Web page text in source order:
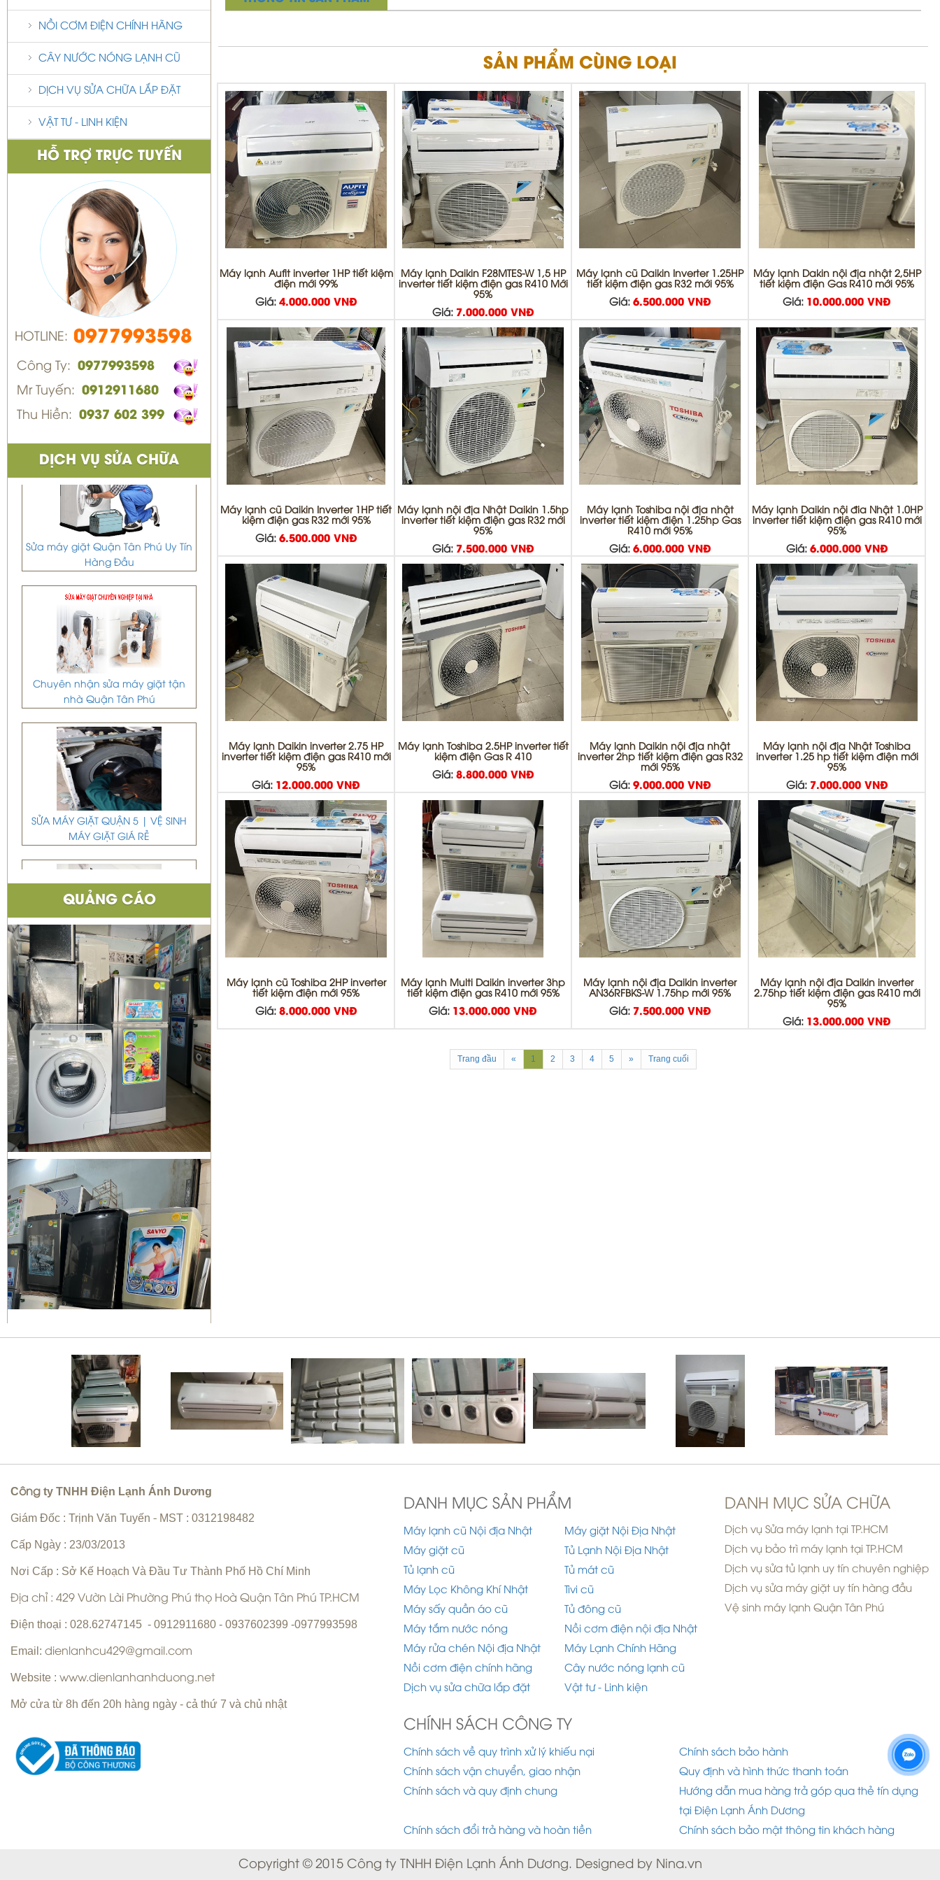
NỒI CƠM ĐIỆN CHÍNH HÃNG
CÂY NƯỚC NÓNG LẠNH CŨ
DỊCH VỤ SỬA CHỮA LẮP ĐẶT
VẬT TƯ - LINH KIỆN
HỖ TRỢ TRỰC TUYẾN
HOTLINE: 0977993598
Công Ty: 0977993598
Mr Tuyến: 0912911680
Thu Hiền: 0937 602 399
DỊCH VỤ SỬA CHỮA
Sửa máy giặt Quận Tân Phú Uy Tín
Hàng Đầu
Chuyên nhận sửa máy giặt tận
nhà Quận Tân Phú
SỬA MÁY GIẶT QUẬN 5 | VỆ SINH
MÁY GIẶT GIÁ RẺ
DỊCH VỤ DI DỜI THÁO VÀ LẮP ĐẶT
MÁY LẠNH QUẬN BÌNH TÂN
Sửa tủ lạnh Quận 1 | Bơm Gas tủ
lạnh Quận 1
Sửa máy giặt Quận 3 | vệ sinh máy
giặt quận 3
Sửa máy giặt Quận 10 | vệ sinh
máy giặt giá rẻ
Bơm gas máy lạnh quận 10
máy lạnh Quận 6 |
Sửa máy lạnh Quận 5 - Bảo trì máy
lạnh Quận 5
Sửa máy giặt Quận Tân Phú Uy Tín
Hàng Đầu
QUẢNG CÁO
SẢN PHẨM CÙNG LOẠI
Máy lạnh Aufit inverter 1HP tiết kiệm
điện mới 99%
Giá: 4.000.000 VNĐ
Máy lạnh Daikin F28MTES-W 1,5 HP
inverter tiết kiệm điện gas R410 Mới
95%
Giá: 7.000.000 VNĐ
Máy lạnh cũ Daikin Inverter 1.25HP
tiết kiệm điện gas R32 mới 95%
Giá: 6.500.000 VNĐ
Máy lạnh Dakin nội địa nhật 2,5HP
tiết kiệm điện Gas R410 mới 95%
Giá: 10.000.000 VNĐ
Máy lạnh cũ Daikin Inverter 1HP tiết
kiệm điện gas R32 mới 95%
Giá: 6.500.000 VNĐ
Máy lạnh nội địa Nhật Daikin 1.5hp
inverter tiết kiệm điện gas R32 mới
95%
Giá: 7.500.000 VNĐ
Máy lạnh Toshiba nội địa nhật
inverter tiết kiệm điện 1.25hp Gas
R410 mới 95%
Giá: 6.000.000 VNĐ
Máy lạnh Daikin nội đia Nhật 1.0HP
inverter tiết kiệm điện gas R410 mới
95%
Giá: 6.000.000 VNĐ
Máy lạnh Daikin inverter 2.75 HP
inverter tiết kiệm điện gas R410 mới
95%
Giá: 12.000.000 VNĐ
Máy lạnh Toshiba 2.5HP inverter tiết
kiệm điện Gas R 410
Giá: 8.800.000 VNĐ
Máy lạnh Daikin nội địa nhật
inverter 2hp tiết kiệm điện gas R32
mới 95%
Giá: 9.000.000 VNĐ
Máy lạnh nội địa Nhật Toshiba
inverter 1.25 hp tiết kiệm điện mới
95%
Giá: 7.000.000 VNĐ
Máy lạnh cũ Toshiba 2HP inverter
tiết kiệm điện mới 95%
Giá: 8.000.000 VNĐ
Máy lạnh Multi Daikin inverter 3hp
tiết kiệm điện gas R410 mới 95%
Giá: 13.000.000 VNĐ
Máy lạnh nội địa Daikin inverter
AN36RFBKS-W 1.75hp mới 95%
Giá: 7.500.000 VNĐ
Máy lạnh nội địa Daikin inverter
2.75hp tiết kiệm điện gas R410 mới
95%
Giá: 13.000.000 VNĐ
Trang đầu « 1 2 3 4 5 » Trang cuối
Công ty TNHH Điện Lạnh Ánh Dương
Giám Đốc : Trịnh Văn Tuyến - MST : 0312198482
Cấp Ngày : 23/03/2013
Nơi Cấp : Sở Kế Hoạch Và Đầu Tư Thành Phố Hồ Chí Minh
Địa chỉ : 429 Vườn Lài Phường Phú thọ Hoà Quận Tân Phú TP.HCM
Điện thoại : 028.62747145 - 0912911680 - 0937602399 -0977993598
Email: dienlanhcu429@gmail.com
Website : www.dienlanhanhduong.net
Mở cửa từ 8h đến 20h hàng ngày - cả thứ 7 và chủ nhật
DANH MỤC SẢN PHẨM
Máy lạnh cũ Nội địa Nhật
Máy giặt Nội Địa Nhật
Máy giặt cũ
Tủ Lạnh Nội Địa Nhật
Tủ lạnh cũ
Tủ mát cũ
Máy Lọc Không Khí Nhật
Tivi cũ
Máy sấy quần áo cũ
Tủ đông cũ
Máy tắm nước nóng
Nồi cơm điện nội địa Nhật
Máy rửa chén Nội địa Nhật
Máy Lạnh Chính Hãng
Nồi cơm điện chính hãng
Cây nước nóng lạnh cũ
Dịch vụ sửa chữa lắp đặt
Vật tư - Linh kiện
DANH MỤC SỬA CHỮA
Dịch vụ Sửa máy lạnh tại TP.HCM
Dịch vụ bảo trì máy lạnh tại TP.HCM
Dịch vụ sửa tủ lạnh uy tín chuyên nghiệp
Dịch vụ sửa máy giặt uy tín hàng đầu
Vệ sinh máy lạnh Quận Tân Phú
CHÍNH SÁCH CÔNG TY
Chính sách về quy trình xử lý khiếu nại
Chính sách bảo hành
Chính sách vận chuyển, giao nhận
Quy định và hình thức thanh toán
Chính sách và quy định chung
Hướng dẫn mua hàng trả góp qua thẻ tín dụng
tại Điện Lạnh Ánh Dương
Chính sách đổi trả hàng và hoàn tiền
Chính sách bảo mật thông tin khách hàng
Copyright © 2015 Công ty TNHH Điện Lạnh Ánh Dương. Designed by Nina.vn